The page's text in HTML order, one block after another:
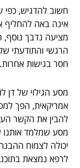
חשוב להדגיש,
אינה באה להחליף
מציעה נדבך נוסף,
הרגשי והתודעתי
חסר בגישות אחרות.
מסע הגילוי של
אמריקאית, הפך
להבין את הקשר
מסע שמלמד אותנו
יכולה לצמוח
לרפא נמצאת